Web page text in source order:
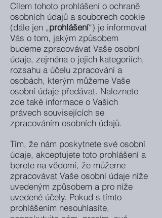
Cílem tohoto prohlášení o ochraně
osobních údajů a souborech cookie
(dále jen „prohlášení“) je informovat
Vás o tom, jakým způsobem
budeme zpracovávat Vaše osobní
údaje, zejména o jejich kategoriích,
rozsahu a účelu zpracování a
osobách, kterým můžeme Vaše
osobní údaje předávat. Naleznete
zde také informace o Vašich
právech souvisejících se
zpracováním osobních údajů.
Tím, že nám poskytnete své osobní
údaje, akceptujete toto prohlášení a
berete na vědomí, že můžeme
zpracovávat Vaše osobní údaje níže
uvedeným způsobem a pro níže
uvedené účely. Pokud s tímto
prohlášením nesouhlasíte,